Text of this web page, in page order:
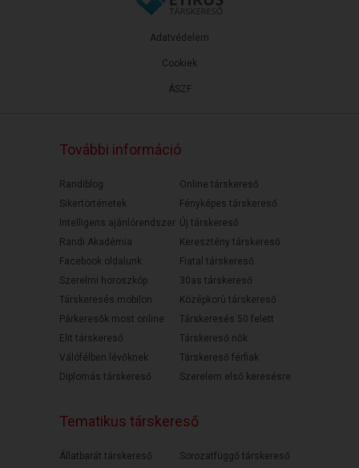
ÁSZF
Adatvédelem
Cookiek
További információ
Randiblog
Sikertörténetek
Intelligens ajánlórendszer
Randi Akadémia
Facebook oldalunk
Szerelmi horoszkóp
Társkeresés mobilon
Párkeresők most online
Elit társkereső
Válófélben lévőknek
Diplomás társkereső
Online társkereső
Fényképes társkereső
Új társkereső
Keresztény társkereső
Fiatal társkereső
30as társkereső
Középkorú társkereső
Társkeresés 50 felett
Társkereső nők
Társkereső férfiak
Szerelem első keresésre
Tematikus társkereső
Állatbarát társkereső
Sorozatfüggő társkereső